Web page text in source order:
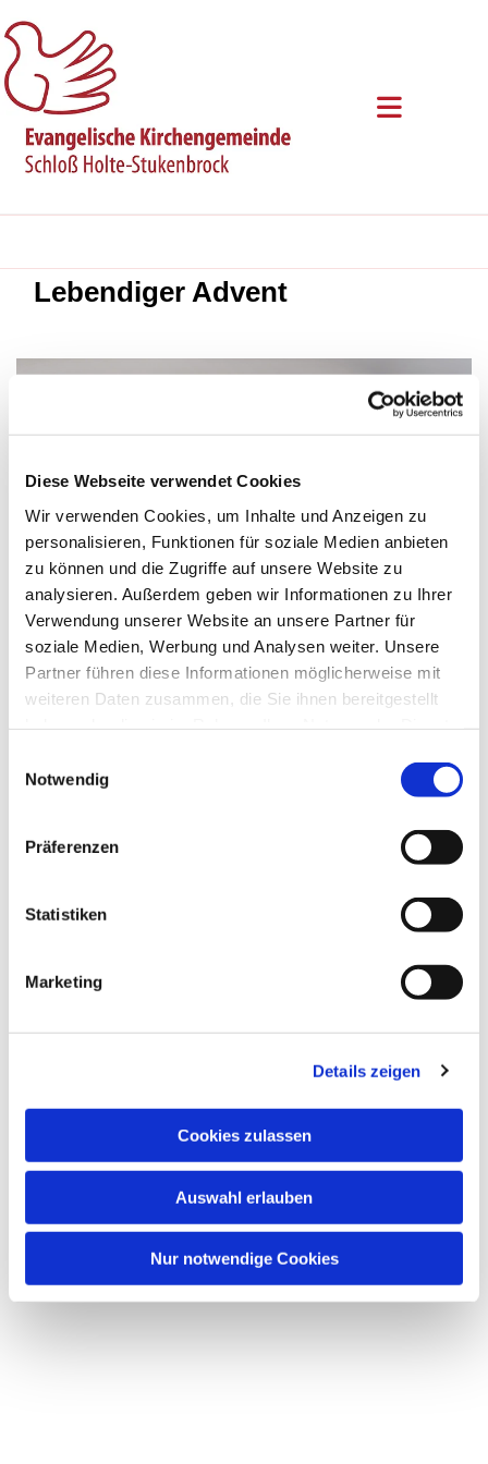
Diese Webseite verwendet Cookies
Wir verwenden Cookies, um Inhalte und Anzeigen zu
personalisieren, Funktionen für soziale Medien anbieten
zu können und die Zugriffe auf unsere Website zu
analysieren. Außerdem geben wir Informationen zu Ihrer
Verwendung unserer Website an unsere Partner für
soziale Medien, Werbung und Analysen weiter. Unsere
Partner führen diese Informationen möglicherweise mit
weiteren Daten zusammen, die Sie ihnen bereitgestellt
Notwendig
Präferenzen
Statistiken
Marketing
Details zeigen
Cookies zulassen
Auswahl erlauben
Nur notwendige Cookies
Lebendiger Advent
Dies könnte Sie auch